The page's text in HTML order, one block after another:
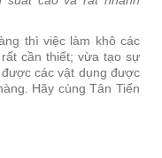
thì việc làm khô các
cần thiết; vừa tạo sự
các vật dụng được
Hãy cùng Tân Tiến